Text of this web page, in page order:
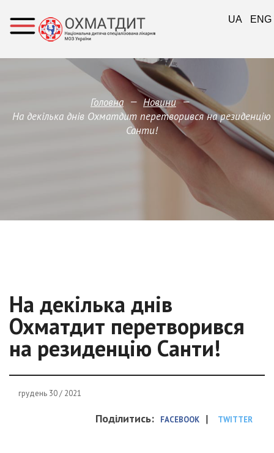
Головна — Новини —
На декілька днів Охматдит перетворився на резиденцію
Санти!
На декілька днів
Охматдит перетворився
на резиденцію Санти!
грудень 30 / 2021
Поділитись: FACEBOOK | TWITTER
UA ENG